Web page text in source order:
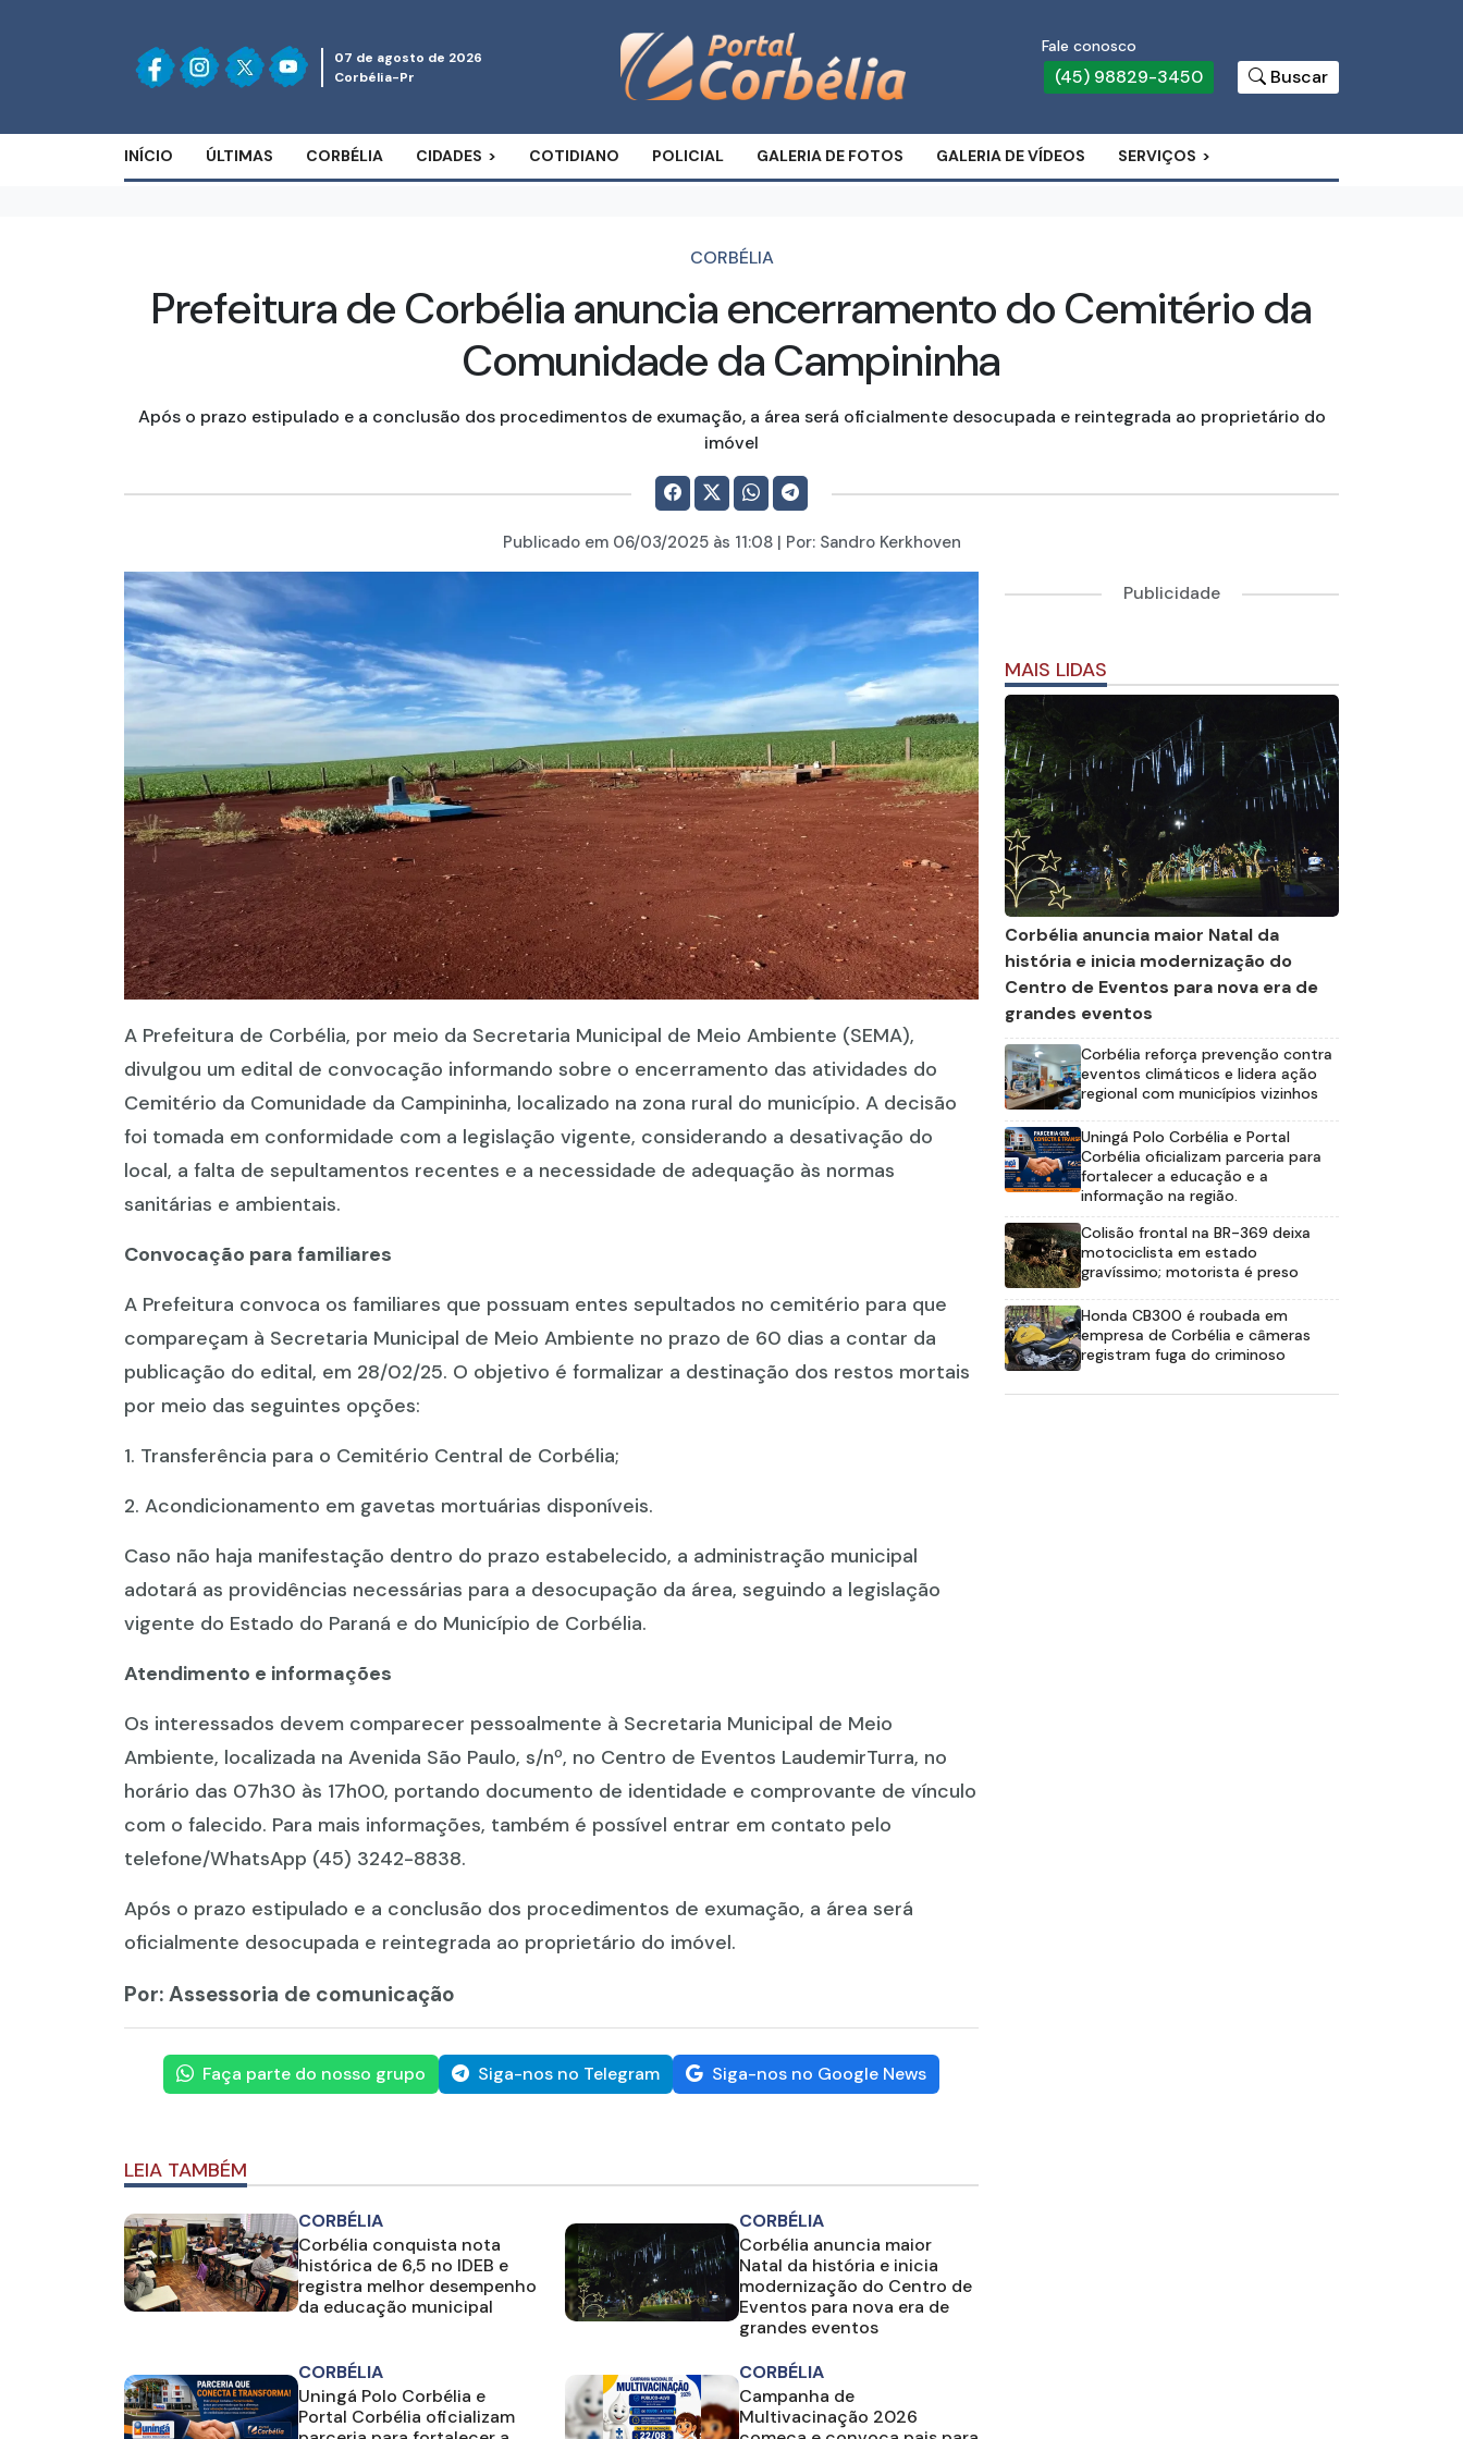
07 de agosto de 2026
Corbélia-Pr
Fale conosco
(45) 98829-3450 Buscar
INÍCIO ÚLTIMAS CORBÉLIA CIDADES COTIDIANO POLICIAL GALERIA DE FOTOS GALERIA DE VÍDEOS SERVIÇOS
CORBÉLIA
Prefeitura de Corbélia anuncia encerramento do Cemitério da
Comunidade da Campininha
Após o prazo estipulado e a conclusão dos procedimentos de exumação, a área será oficialmente desocupada e reintegrada ao proprietário do
imóvel
Publicado em 06/03/2025às 11:08 | Por: Sandro Kerkhoven
A Prefeitura de Corbélia, por meio da Secretaria Municipal de Meio Ambiente (SEMA),
divulgou um edital de convocação informando sobre o encerramento das atividades do
Cemitério da Comunidade da Campininha, localizado na zona rural do município. A decisão
foi tomada em conformidade com a legislação vigente, considerando a desativação do
local, a falta de sepultamentos recentes e a necessidade de adequação às normas
sanitárias e ambientais.
Convocação para familiares
A Prefeitura convoca os familiares que possuam entes sepultados no cemitério para que
compareçam à Secretaria Municipal de Meio Ambiente no prazo de 60 dias a contar da
publicação do edital, em 28/02/25. O objetivo é formalizar a destinação dos restos mortais
por meio das seguintes opções:
1. Transferência para o Cemitério Central de Corbélia;
2. Acondicionamento em gavetas mortuárias disponíveis.
Caso não haja manifestação dentro do prazo estabelecido, a administração municipal
adotará as providências necessárias para a desocupação da área, seguindo a legislação
vigente do Estado do Paraná e do Município de Corbélia.
Atendimento e informações
Os interessados devem comparecer pessoalmente à Secretaria Municipal de Meio
Ambiente, localizada na Avenida São Paulo, s/nº, no Centro de Eventos LaudemirTurra, no
horário das 07h30 às 17h00, portando documento de identidade e comprovante de vínculo
com o falecido. Para mais informações, também é possível entrar em contato pelo
telefone/WhatsApp (45) 3242-8838.
Após o prazo estipulado e a conclusão dos procedimentos de exumação, a área será
oficialmente desocupada e reintegrada ao proprietário do imóvel.
Por: Assessoria de comunicação
Faça parte do nosso grupo Siga-nos no Telegram Siga-nos no Google News
LEIA TAMBÉM
CORBÉLIA
Corbélia conquista nota
histórica de 6,5 no IDEB e
registra melhor desempenho
da educação municipal
CORBÉLIA
Corbélia anuncia maior
Natal da história e inicia
modernização do Centro de
Eventos para nova era de
grandes eventos
CORBÉLIA
Uningá Polo Corbélia e
Portal Corbélia oficializam
CORBÉLIA
Campanha de
Multivacinação 2026
Publicidade
MAIS LIDAS
Corbélia anuncia maior Natal da
história e inicia modernização do
Centro de Eventos para nova era de
grandes eventos
Corbélia reforça prevenção contra
eventos climáticos e lidera ação
regional com municípios vizinhos
Uningá Polo Corbélia e Portal
Corbélia oficializam parceria para
fortalecer a educação e a
informação na região.
Colisão frontal na BR-369 deixa
motociclista em estado
gravíssimo; motorista é preso
Honda CB300 é roubada em
empresa de Corbélia e câmeras
registram fuga do criminoso